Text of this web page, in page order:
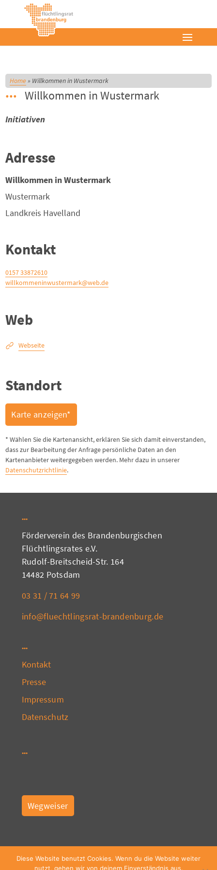
Home» Willkommen in Wustermark
Willkommen in Wustermark
Initiativen
Adresse
Willkommen in Wustermark
Wustermark
Landkreis Havelland
Kontakt
0157 33872610
willkommeninwustermark@web.de
Web
Webseite
Standort
Karte anzeigen*
* Wählen Sie die Kartenansicht, erklären Sie sich damit einverstanden,
dass zur Bearbeitung der Anfrage persönliche Daten an den
Kartenanbieter weitergegeben werden. Mehr dazu in unserer
Datenschutzrichtlinie.
Förderverein des Brandenburgischen
Flüchtlingsrates e.V.
Rudolf-Breitscheid-Str. 164
14482 Potsdam
03 31 / 71 64 99
info@fluechtlingsrat-brandenburg.de
Kontakt
Presse
Impressum
Datenschutz
Wegweiser
Diese Website benutzt Cookies. Wenn du die Website weiter
nutzt, gehen wir von deinem Einverständnis aus.